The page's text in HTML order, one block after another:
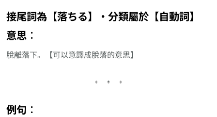
接尾詞為【落ちる】‧分類屬於【自動詞】
意思︰
脫離落下。【可以意譯成脫落的意思】
例句︰